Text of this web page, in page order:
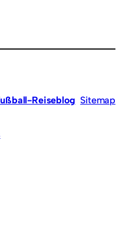
Reiseblog Sitemap